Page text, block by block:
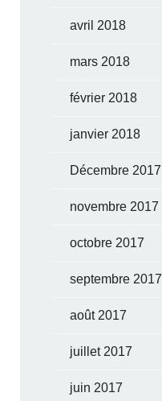
avril 2018
mars 2018
février 2018
janvier 2018
Décembre 2017
novembre 2017
octobre 2017
septembre 2017
août 2017
juillet 2017
juin 2017